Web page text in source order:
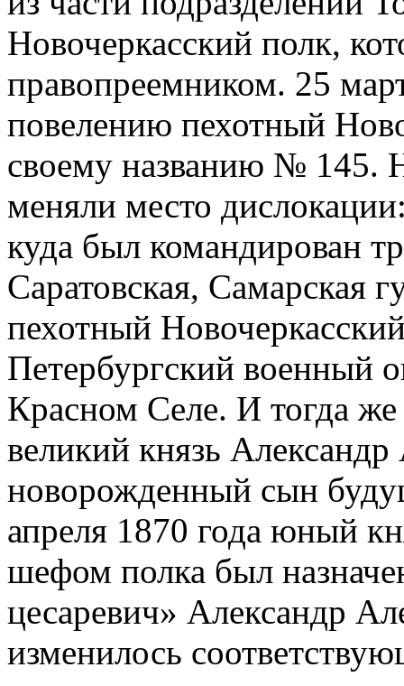
Новочеркасский полк,
правопреемником. 25
повелению пехотный
своему названию № 145.
меняли место
куда был командирован
Саратовская, Самарская
пехотный
Петербургский военный
Красном Селе. И тогда
великий князь
новорожденный сын
апреля 1870 года юный
шефом полка был
цесаревич» Александр
изменилось